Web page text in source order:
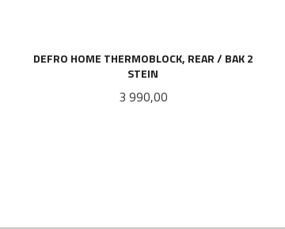
DEFRO HOME THERMOBLOCK, REAR / BAK 2
STEIN
Pris
3 990,00